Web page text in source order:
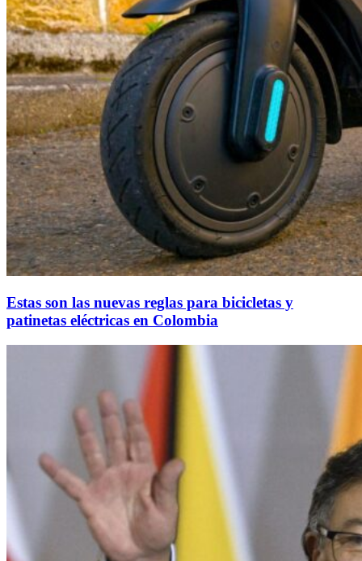
Estas son las nuevas reglas para bicicletas y
patinetas eléctricas en Colombia